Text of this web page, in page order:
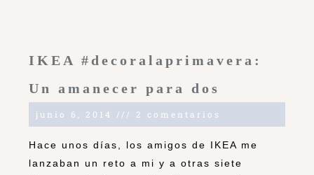
IKEA #decoralaprimavera:
Un amanecer para dos
junio 6, 2014 2 comentarios
Hace unos días, los amigos de IKEA me
lanzaban un reto a mi y a otras siete